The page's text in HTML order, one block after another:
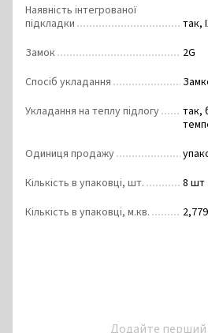
Наявність інтегрованої
підкладки
так,
Замок
2G
Спосіб укладання
Укладання на теплу підлогу
так,
Одиниця продажу
Кількість в упаковці, шт.
8 шт
Кількість в упаковці, м.кв.
2,779
Додайте перший